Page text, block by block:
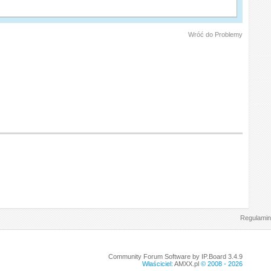
Wróć do Problemy
Regulamin
Community Forum Software by IP.Board 3.4.9
Właściciel: AMXX.pl© 2008 - 2026